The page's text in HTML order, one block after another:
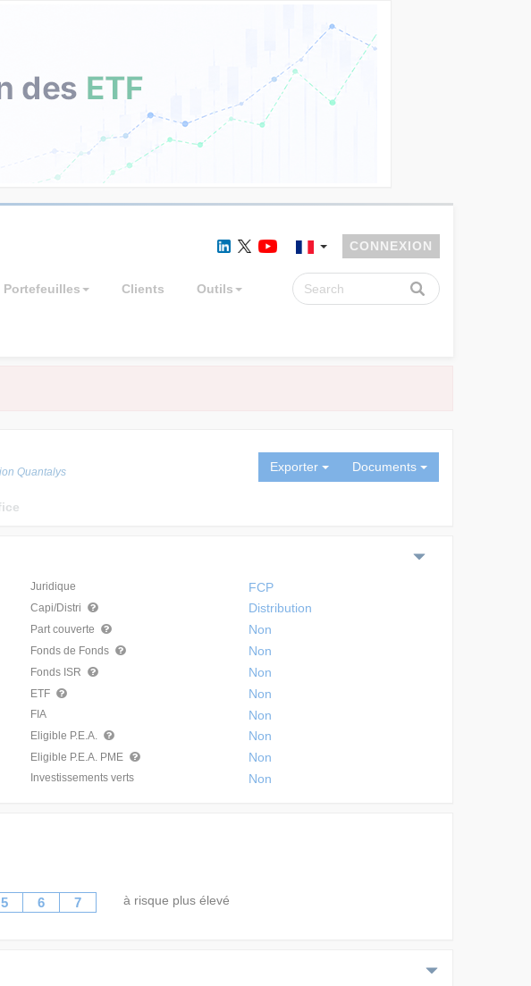
Portefeuilles Clients Outils
CONNEXION
Quantalys Exporter Documents
Juridique FCP
Capi/Distri Distribution
Part couverte Non
Fonds de Fonds Non
Fonds ISR Non
ETF Non
FIA Non
Eligible P.E.A. Non
Eligible P.E.A. PME Non
Investissements verts Non
5 6 7 à risque plus élevé